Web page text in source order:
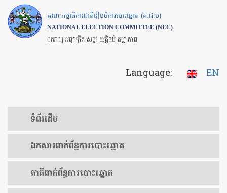
Skip
to
main
គណៈកម្មាធិការជាតិរៀបចំការបោះឆ្នោត (គ.ជ.ប)
NATIONAL ELECTION COMMITTEE (NEC)
ឯករាជ្យ អព្យាក្រឹត សច្ចៈ យុត្តិធម៌ តម្លាភាព
Language: EN
ទំព័រ​ដើម
ឯកសារ​ពាក់ព័ន្ធ​ការ​បោះឆ្នោត
​ភាគីពាក់ព័ន្ធ​​ការ​បោះឆ្នោត